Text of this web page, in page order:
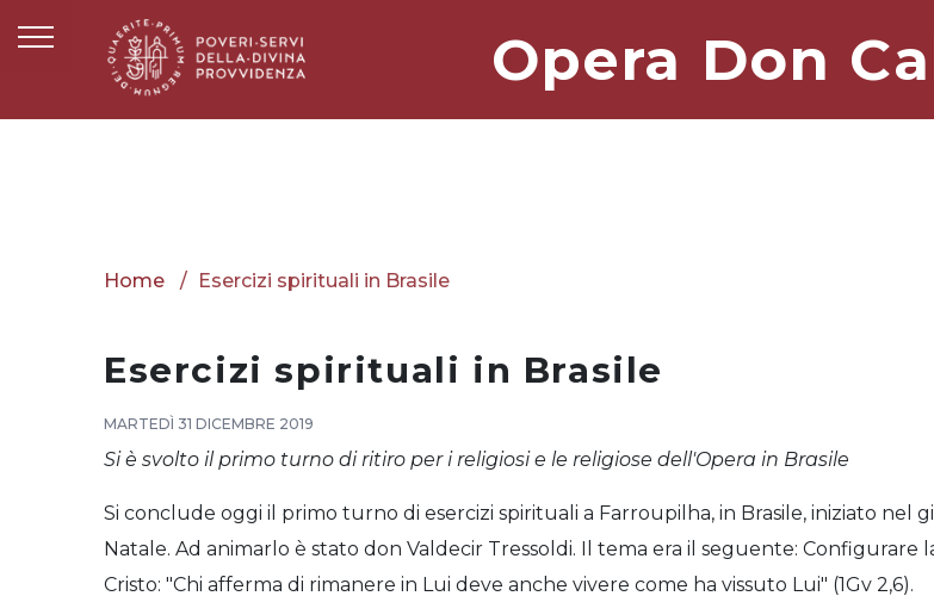
Opera Don
Home Esercizi spirituali in Brasile
Esercizi spirituali in Brasile
MARTEDÌ 31 DICEMBRE 2019
Si è svolto il primo turno di ritiro per i religiosi e le religiose dell'Opera in Brasile
Si conclude oggi il primo turno di esercizi spirituali a Farroupilha, in Brasile, iniziato nel
Natale. Ad animarlo è stato don Valdecir Tressoldi. Il tema era il seguente: Configurare
Cristo: "Chi afferma di rimanere in Lui deve anche vivere come ha vissuto Lui" (1Gv 2,6).